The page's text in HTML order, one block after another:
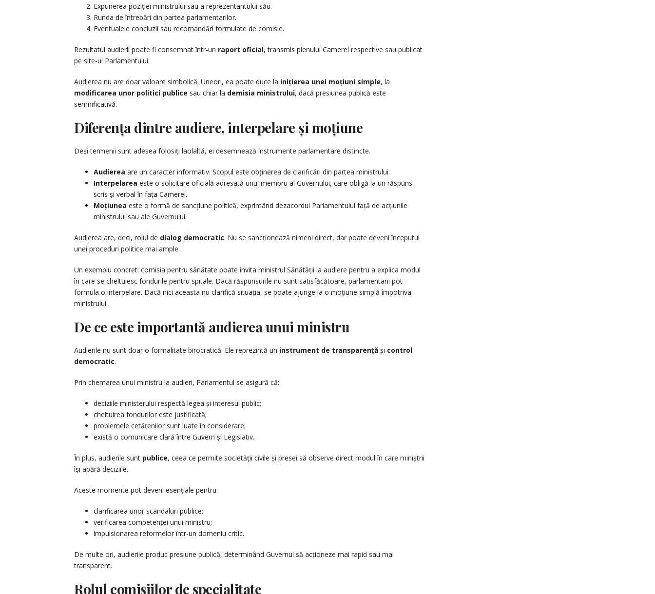
Expunerea poziției ministrului sau a reprezentantului său.
Runda de întrebări din partea parlamentarilor.
Eventualele concluzii sau recomandări formulate de comisie.
Rezultatul audierii poate fi consemnat într-un raport oficial, transmis plenului Camerei respective sau publicat
pe site-ul Parlamentului.
Audierea nu are doar valoare simbolică. Uneori, ea poate duce la inițierea unei moțiuni simple, la
modificarea unor politici publice sau chiar la demisia ministrului, dacă presiunea publică este
semnificativă.
Diferența dintre audiere, interpelare și moțiune
Deși termenii sunt adesea folosiți laolaltă, ei desemnează instrumente parlamentare distincte.
Audierea are un caracter informativ. Scopul este obținerea de clarificări din partea ministrului.
Interpelarea este o solicitare oficială adresată unui membru al Guvernului, care obligă la un răspuns
scris și verbal în fața Camerei.
Moțiunea este o formă de sancțiune politică, exprimând dezacordul Parlamentului față de acțiunile
ministrului sau ale Guvernului.
Audierea are, deci, rolul de dialog democratic. Nu se sancționează nimeni direct, dar poate deveni începutul
unei proceduri politice mai ample.
Un exemplu concret: comisia pentru sănătate poate invita ministrul Sănătății la audiere pentru a explica modul
în care se cheltuiesc fondurile pentru spitale. Dacă răspunsurile nu sunt satisfăcătoare, parlamentarii pot
formula o interpelare. Dacă nici aceasta nu clarifică situația, se poate ajunge la o moțiune simplă împotriva
ministrului.
De ce este importantă audierea unui ministru
Audierile nu sunt doar o formalitate birocratică. Ele reprezintă un instrument de transparență și control
democratic.
Prin chemarea unui ministru la audieri, Parlamentul se asigură că:
deciziile ministerului respectă legea și interesul public;
cheltuirea fondurilor este justificată;
problemele cetățenilor sunt luate în considerare;
există o comunicare clară între Guvern și Legislativ.
În plus, audierile sunt publice, ceea ce permite societății civile și presei să observe direct modul în care miniștrii
își apără deciziile.
Aceste momente pot deveni esențiale pentru:
clarificarea unor scandaluri publice;
verificarea competenței unui ministru;
impulsionarea reformelor într-un domeniu critic.
De multe ori, audierile produc presiune publică, determinând Guvernul să acționeze mai rapid sau mai
transparent.
Rolul comisiilor de specialitate